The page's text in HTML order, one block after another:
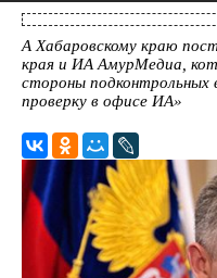
А Хабаровскому краю
края и ИА АмурМедиа,
стороны подконтрольных
проверку в офисе ИА»